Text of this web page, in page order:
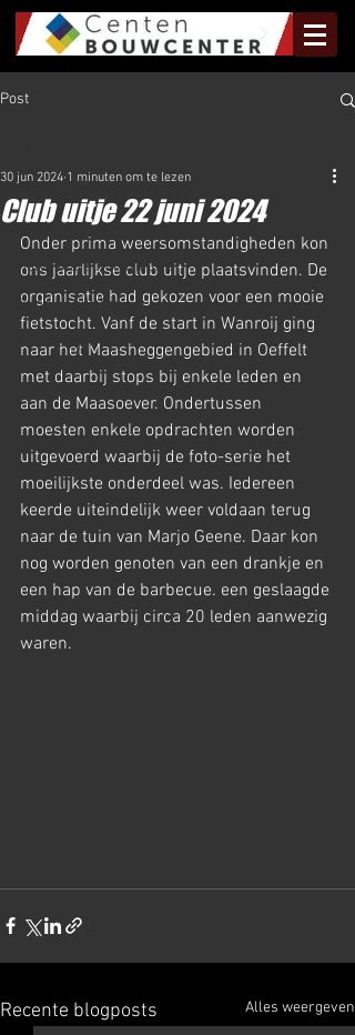
Post
Olympus Nieuws
Halve Marathon Nieuws
Rundje Mill Nieuws
Kuilenloop Nieuws
Club uitje 22 juni 2024
30 jun 2024 1 minuten om te lezen
Onder prima weersomstandigheden kon
ons jaarlijkse club uitje plaatsvinden. De
organisatie had gekozen voor een mooie
fietstocht. Vanf de start in Wanroij ging
naar het Maasheggengebied in Oeffelt
met daarbij stops bij enkele leden en
aan de Maasoever. Ondertussen
moesten enkele opdrachten worden
uitgevoerd waarbij de foto-serie het
moeilijkste onderdeel was. Iedereen
keerde uiteindelijk weer voldaan terug
naar de tuin van Marjo Geene. Daar kon
nog worden genoten van een drankje en
een hap van de barbecue. een geslaagde
middag waarbij circa 20 leden aanwezig
waren.
Recente blogposts Alles weergeven